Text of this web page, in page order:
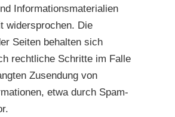
Informationsmaterialien
widersprochen. Die
Seiten behalten sich
rechtliche Schritte im Falle
Zusendung von
etwa durch Spam-